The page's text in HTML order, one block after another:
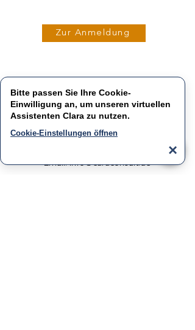
Zur Anmeldung
CaraConsult GmbH
​Kaiser‑Friedrich‑Promenade87 61348
Homburg
Email:info@caraconsult.de
×
Bitte passen Sie Ihre Cookie-
Einwilligung an, um unseren virtuellen
Assistenten Clara zu nutzen.
Cookie-Einstellungen öffnen